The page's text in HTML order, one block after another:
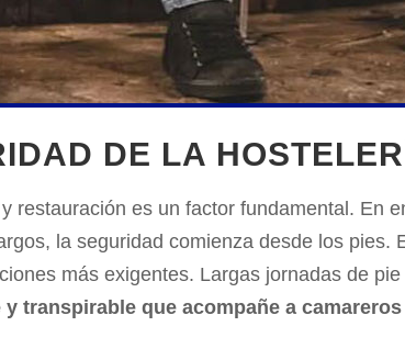
DE LA
restauración es un factor fundamental. En
la seguridad comienza desde los
más exigentes. Largas jornadas de
transpirable que acompañe a